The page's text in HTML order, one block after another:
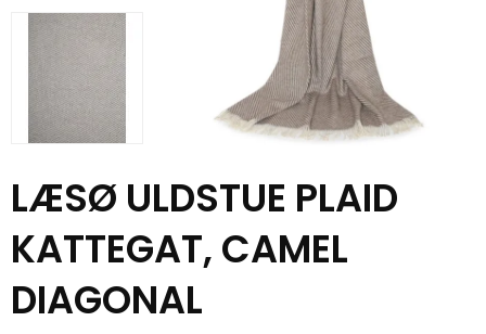
LÆSØ ULDSTUE PLAID
KATTEGAT, CAMEL
DIAGONAL